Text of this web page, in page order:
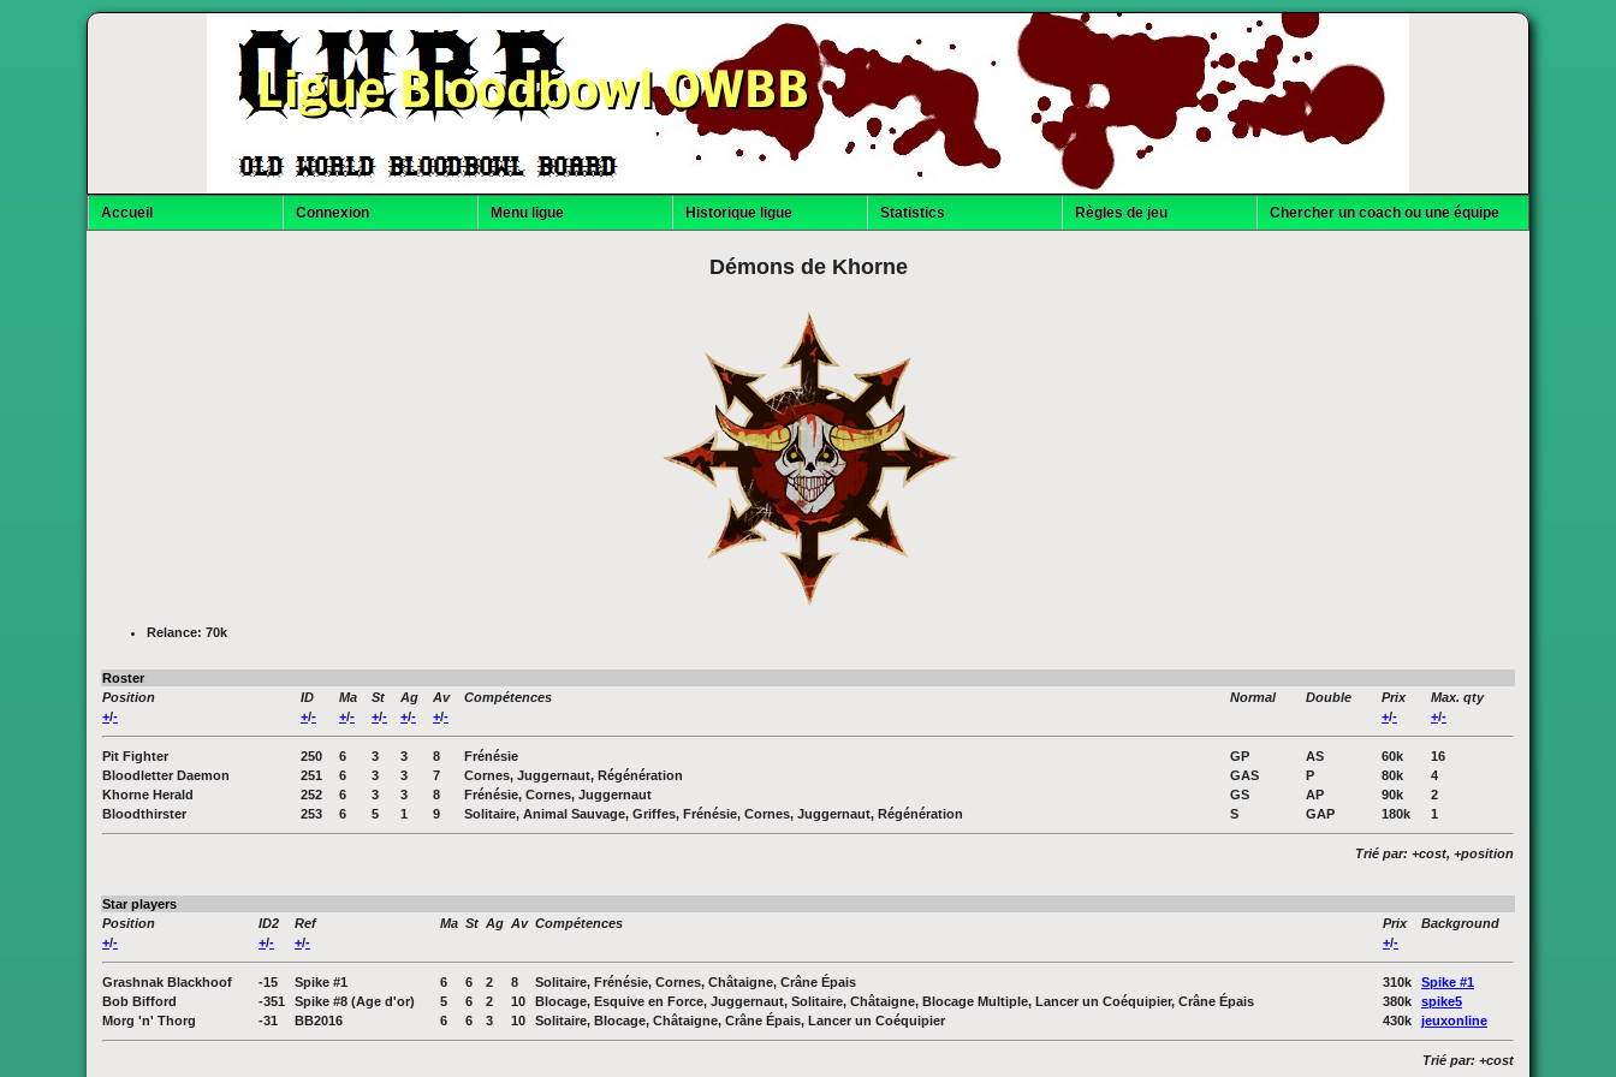
Ligue Bloodbowl OWBB
Accueil Connexion Menu ligue Historique ligue Statistics Règles de jeu Chercher un coach ou une équipe
Démons de Khorne
Relance: 70k
Roster
Position
ID Ma St Ag Av Compétences Normal Double Prix
Max. qty
+/- +/- +/- +/- +/- +/- +/- +/-
Pit Fighter 250 6 3 3 8 Frénésie GP AS 60k
16
Bloodletter Daemon
251 6 3 3 7 Cornes, Juggernaut, Régénération GAS P 80k
4
Khorne Herald
252 6 3 3 8 Frénésie, Cornes, Juggernaut GS AP 90k
2
Bloodthirster
253 6 5 1 9 Solitaire, Animal Sauvage, Griffes, Frénésie, Cornes, Juggernaut, Régénération S GAP 180k 1
Trié par: +cost, +position
Star players
Position
ID2 Ref Ma St Ag Av Compétences Prix
Background
+/- +/- +/- +/-
Grashnak Blackhoof -15 Spike #1 6 6 2 8 Solitaire, Frénésie, Cornes, Châtaigne, Crâne Épais 310k
Spike #1
Bob Bifford
-351 Spike #8 (Age d'or) 5 6 2 10 Blocage, Esquive en Force, Juggernaut, Solitaire, Châtaigne, Blocage Multiple, Lancer un Coéquipier, Crâne Épais 380k
spike5
Morg 'n' Thorg
-31 BB2016 6 6 3 10 Solitaire, Blocage, Châtaigne, Crâne Épais, Lancer un Coéquipier 430k jeuxonline
Trié par: +cost